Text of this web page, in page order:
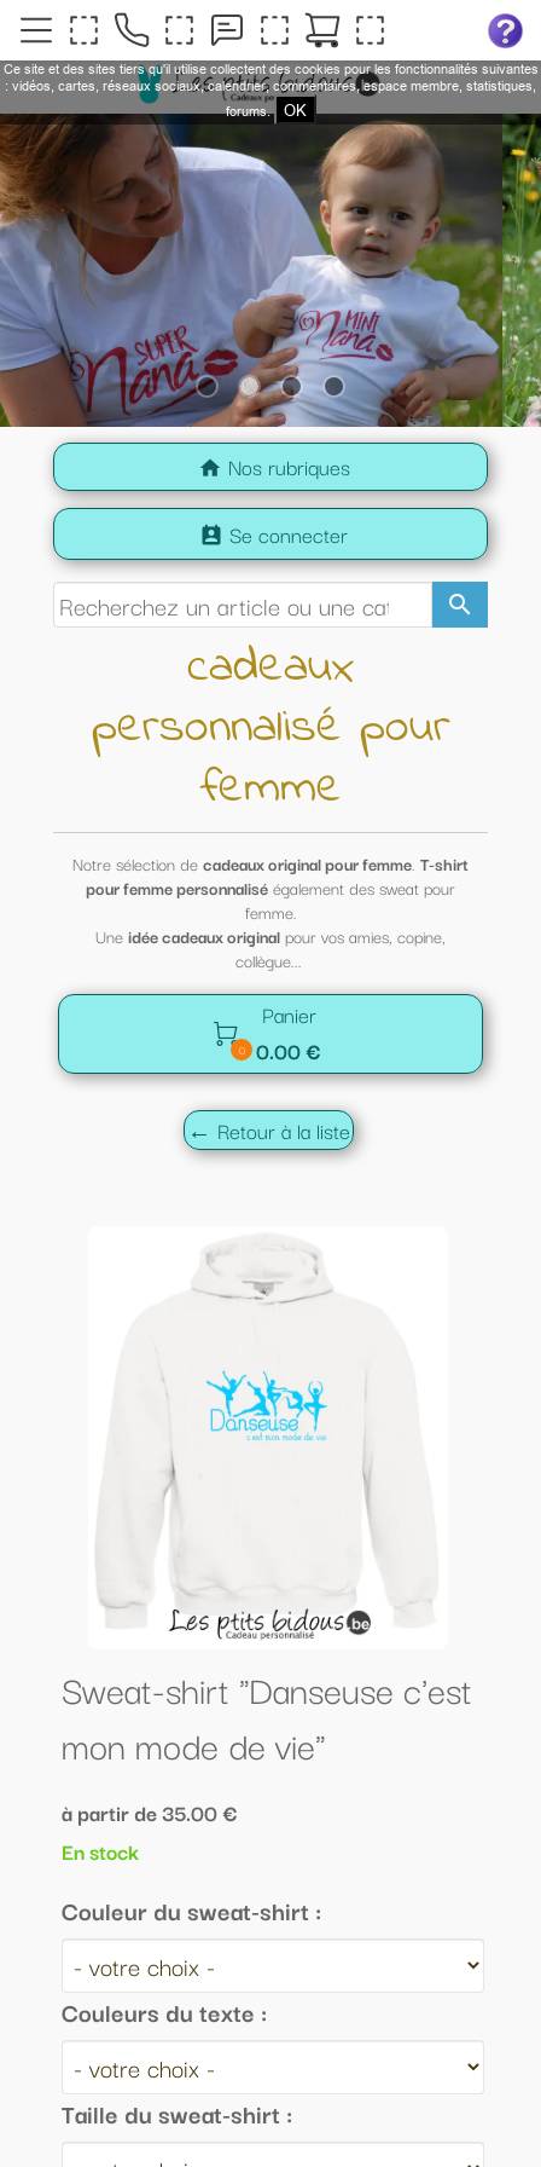
home Nos rubriques
search
perm_contact_calendar Se connecter
cadeaux
personnalisé pour
femme
Notre sélection decadeaux original pour femme. T-shirt
pour femme personnaliséégalement des sweat pour
femme.
Uneidée cadeaux originalpour vos amies, copine,
collègue...

0
Panier
0.00 €
← Retour à la liste
Sweat-shirt "Danseuse c'est
mon mode de vie"
à partir de 35.00 €
En stock
Couleur du sweat-shirt :
Couleurs du texte :
Taille du sweat-shirt :
Ce site et des sites tiers qu'il utilise collectent des cookies pour les fonctionnalités suivantes
: vidéos, cartes, réseaux sociaux, calendrier, commentaires, espace membre, statistiques,
forums.
OK